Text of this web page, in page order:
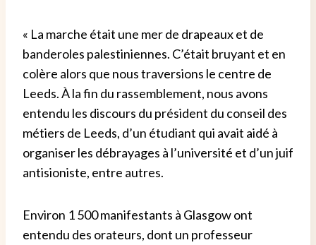
« La marche était une mer de drapeaux et de
banderoles palestiniennes. C’était bruyant et en
colère alors que nous traversions le centre de
Leeds. À la fin du rassemblement, nous avons
entendu les discours du président du conseil des
métiers de Leeds, d’un étudiant qui avait aidé à
organiser les débrayages à l’université et d’un juif
antisioniste, entre autres.
Environ 1 500 manifestants à Glasgow ont
entendu des orateurs, dont un professeur